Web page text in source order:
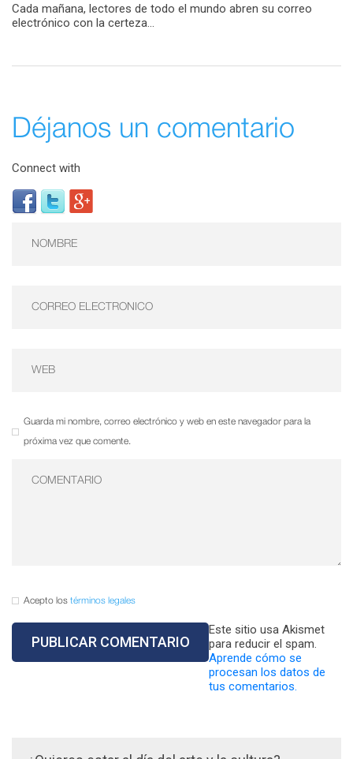
Cada mañana, lectores de todo el mundo abren su correo
electrónico con la certeza...
Déjanos un comentario
Connect with
Guarda mi nombre, correo electrónico y web en este navegador para la
próxima vez que comente.
Acepto los términos legales
Este sitio usa Akismet
para reducir el spam.
Aprende cómo se
procesan los datos de
tus comentarios.